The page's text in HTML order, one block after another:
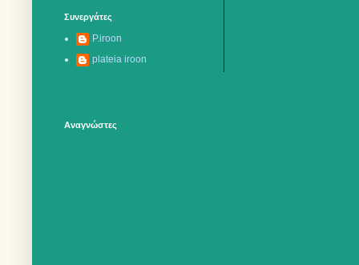
Συνεργάτες
P.iroon
plateia iroon
Αναγνώστες